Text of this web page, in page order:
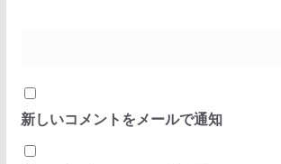
新しいコメントをメールで通知